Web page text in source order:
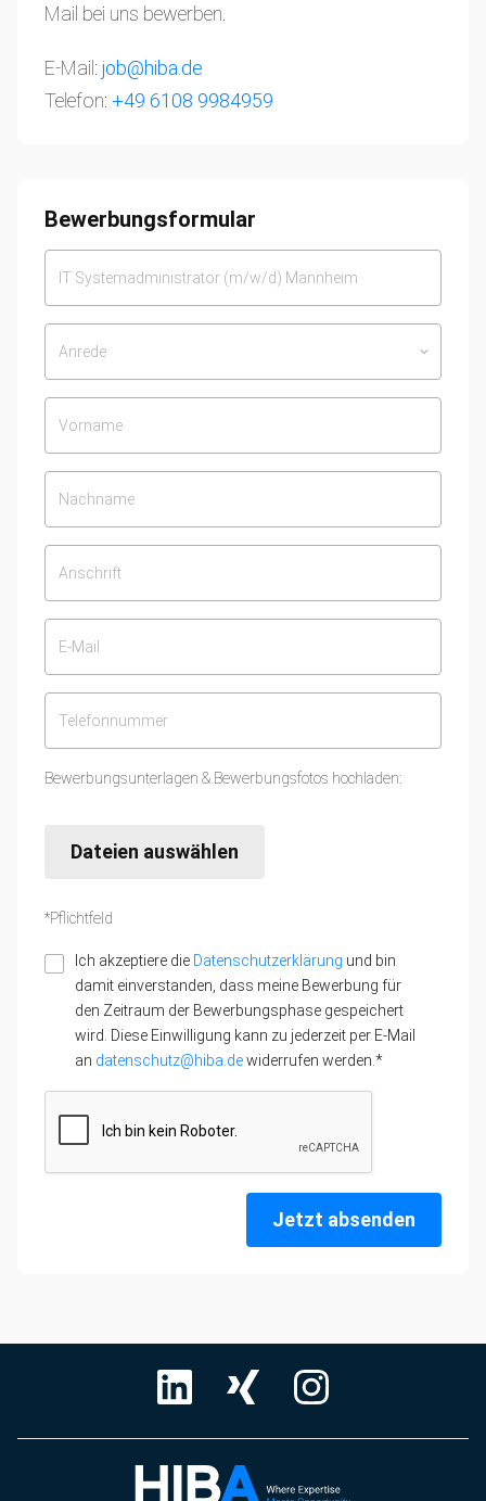
Mail bei uns bewerben.
E-Mail: job@hiba.de
Telefon: +49 6108 9984959
Bewerbungsformular
Anrede keyboard_arrow_down
Bewerbungsunterlagen & Bewerbungsfotos hochladen:
Dateien auswählen
*Pflichtfeld
Ich akzeptiere die Datenschutzerklärung und bin
damit einverstanden, dass meine Bewerbung für
den Zeitraum der Bewerbungsphase gespeichert
wird. Diese Einwilligung kann zu jederzeit per E-Mail
an datenschutz@hiba.dewiderrufen werden.*
Jetzt absenden